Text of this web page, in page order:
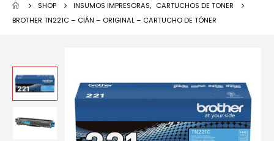
SHOP INSUMOS IMPRESORAS, CARTUCHOS DE TONER
BROTHER TN221C – CIÁN – ORIGINAL – CARTUCHO DE TÓNER